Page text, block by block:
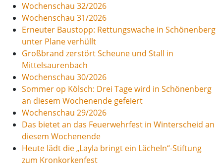
Wochenschau 32/2026
Wochenschau 31/2026
Erneuter Baustopp: Rettungswache in Schönenberg
unter Plane verhüllt
Großbrand zerstört Scheune und Stall in
Mittelsaurenbach
Wochenschau 30/2026
Sommer op Kölsch: Drei Tage wird in Schönenberg
an diesem Wochenende gefeiert
Wochenschau 29/2026
Das bietet an das Feuerwehrfest in Winterscheid an
diesem Wochenende
Heute lädt die „Layla bringt ein Lächeln“-Stiftung
zum Kronkorkenfest